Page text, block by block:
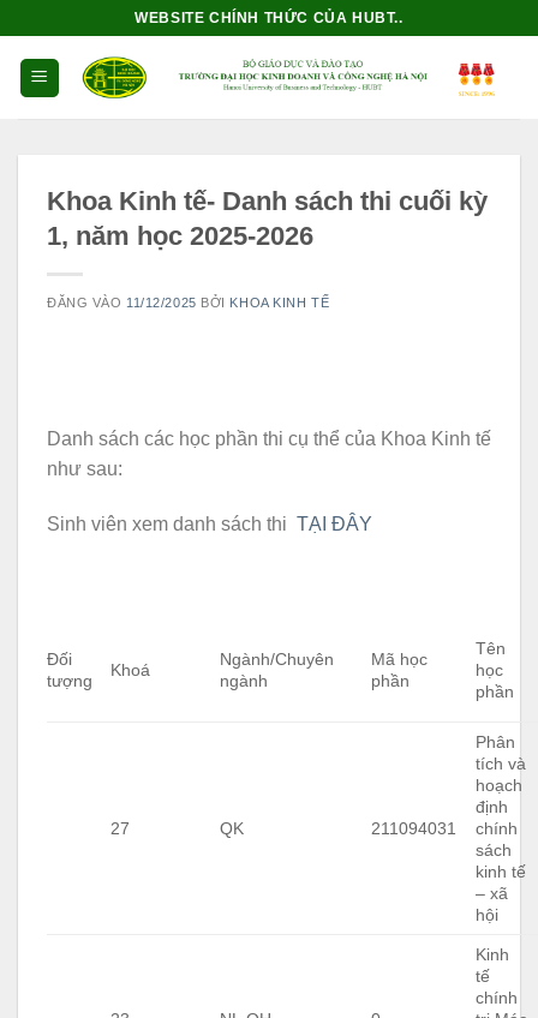
dung
WEBSITE CHÍNH THỨC CỦA HUBT..
Khoa Kinh tế- Danh sách thi cuối kỳ
1, năm học 2025-2026
ĐĂNG VÀO 11/12/2025 BỞI KHOA KINH TẾ
Danh sách các học phần thi cụ thể của Khoa Kinh tế
như sau:
Sinh viên xem danh sách thi TẠI ĐÂY
Đối
tượng
Khoá
Ngành/Chuyên
ngành
Mã học
phần
Tên
học
phần
27 QK 211094031
Phân
tích và
hoạch
định
chính
sách
kinh tế
– xã
hội
Kinh
tế
chính